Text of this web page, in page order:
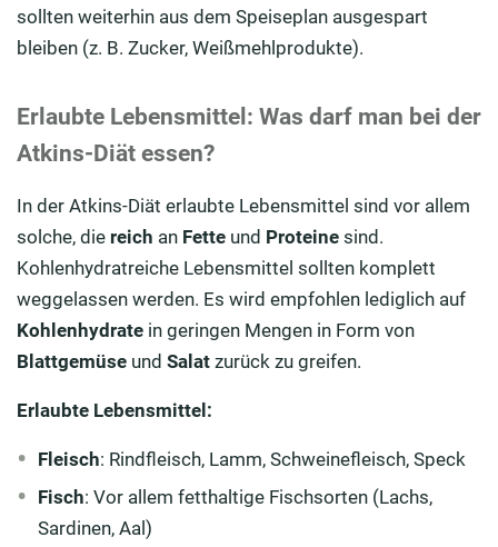
sollten weiterhin aus dem Speiseplan ausgespart
bleiben (z. B. Zucker, Weißmehlprodukte).
Erlaubte Lebensmittel: Was darf man bei der
Atkins-Diät essen?
In der Atkins-Diät erlaubte Lebensmittel sind vor allem
solche, die reich an Fette und Proteine sind.
Kohlenhydratreiche Lebensmittel sollten komplett
weggelassen werden. Es wird empfohlen lediglich auf
Kohlenhydrate in geringen Mengen in Form von
Blattgemüse und Salat zurück zu greifen.
Erlaubte Lebensmittel:
Fleisch: Rindfleisch, Lamm, Schweinefleisch, Speck
Fisch: Vor allem fetthaltige Fischsorten (Lachs,
Sardinen, Aal)